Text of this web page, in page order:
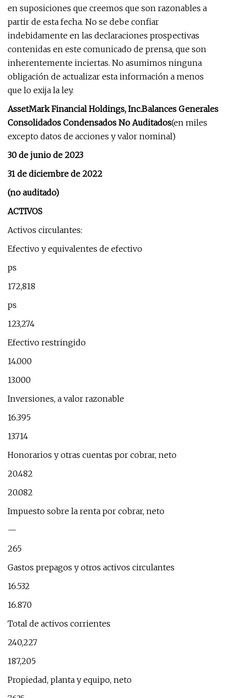
en suposiciones que creemos que son razonables a
partir de esta fecha. No se debe confiar
indebidamente en las declaraciones prospectivas
contenidas en este comunicado de prensa, que son
inherentemente inciertas. No asumimos ninguna
obligación de actualizar esta información a menos
que lo exija la ley.
AssetMark Financial Holdings, Inc.Balances Generales
Consolidados Condensados ​​No Auditados(en miles
excepto datos de acciones y valor nominal)
30 de junio de 2023
31 de diciembre de 2022
(no auditado)
ACTIVOS
Activos circulantes:
Efectivo y equivalentes de efectivo
ps
172,818
ps
123,274
Efectivo restringido
14.000
13.000
Inversiones, a valor razonable
16.395
13.714
Honorarios y otras cuentas por cobrar, neto
20.482
20.082
Impuesto sobre la renta por cobrar, neto
—
265
Gastos prepagos y otros activos circulantes
16.532
16.870
Total de activos corrientes
240,227
187,205
Propiedad, planta y equipo, neto